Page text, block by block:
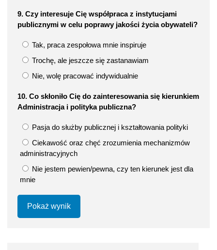
9. Czy interesuje Cię współpraca z instytucjami
publicznymi w celu poprawy jakości życia obywateli?
Tak, praca zespołowa mnie inspiruje
Trochę, ale jeszcze się zastanawiam
Nie, wolę pracować indywidualnie
10. Co skłoniło Cię do zainteresowania się kierunkiem
Administracja i polityka publiczna?
Pasja do służby publicznej i kształtowania polityki
Ciekawość oraz chęć zrozumienia mechanizmów
administracyjnych
Nie jestem pewien/pewna, czy ten kierunek jest dla
mnie
Pokaż wynik